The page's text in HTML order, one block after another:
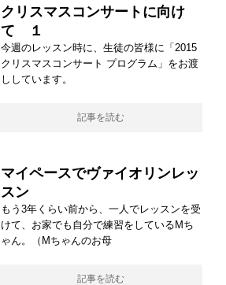
クリスマスコンサートに向け
て １
今週のレッスン時に、生徒の皆様に「2015
クリスマスコンサート プログラム」をお渡
ししています。
記事を読む
マイペースでヴァイオリンレッ
スン
もう3年くらい前から、一人でレッスンを受
けて、お家でも自分で練習をしているMち
ゃん。（Mちゃんのお母
記事を読む